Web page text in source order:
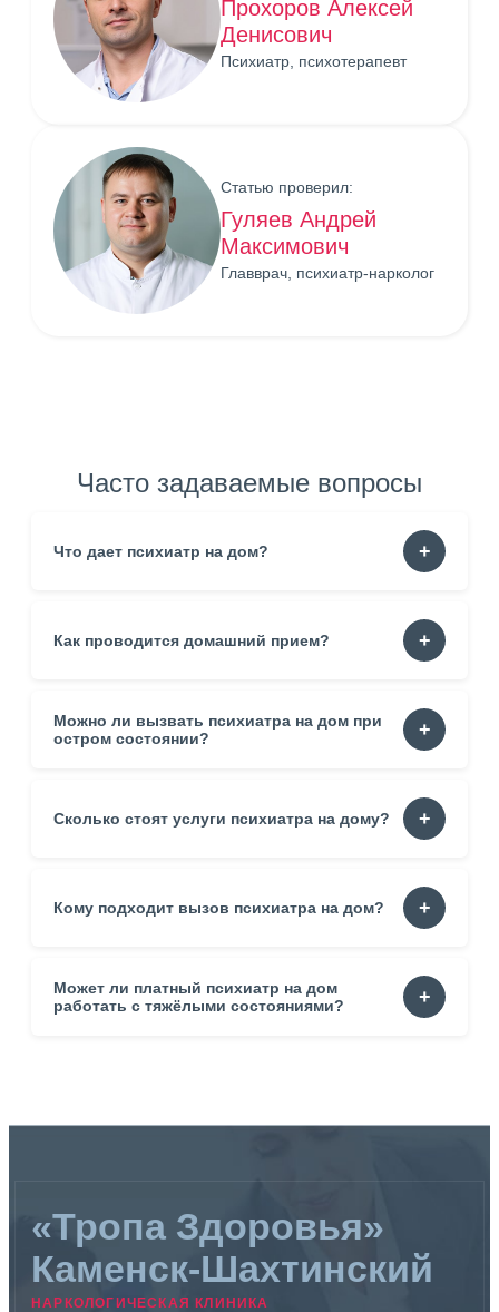
Прохоров Алексей
Денисович
Психиатр, психотерапевт
Статью проверил:
Гуляев Андрей
Максимович
Главврач, психиатр-нарколог
Часто задаваемые вопросы
Что дает психиатр на дом?
Домашний визит снижает нагрузку. Пациент получает
помощь в безопасной обстановке. Диагностика
становится точнее благодаря наблюдению в привычной
Как проводится домашний прием?
Специалист уточняет жалобы. Оценивает состояние.
Фиксирует симптомы. Формирует рекомендации.
Разговор проходит в спокойном темпе.
Можно ли вызвать психиатра на дом при
остром состоянии?
Да. Визит помогает стабилизировать ситуацию. Пациент
получает помощь без поездок.
Сколько стоят услуги психиатра на дому?
Цена зависит от опыта врача, времени визита, района
проживания. Итоговая стоимость уточняется перед
Кому подходит вызов психиатра на дом?
Пациентам без возможности выйти. Людям с
выраженной тревогой. Родственникам пожилых
пациентов. Всем, кто нуждается в спокойной
Может ли платный психиатр на дом
работать с тяжёлыми состояниями?
«Тропа Здоровья»
Каменск-Шахтинский
НАРКОЛОГИЧЕСКАЯ КЛИНИКА